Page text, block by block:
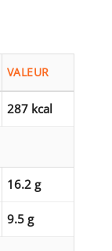
VALEUR
287 kcal
16.2 g
9.5 g